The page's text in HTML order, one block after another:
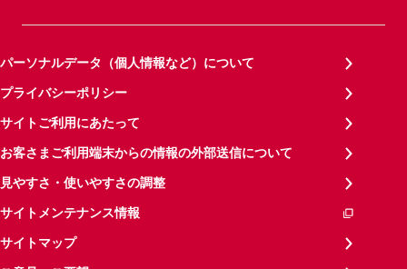
パーソナルデータ（個人情報など）について
プライバシーポリシー
サイトご利用にあたって
お客さまご利用端末からの情報の外部送信について
見やすさ・使いやすさの調整
サイトメンテナンス情報
サイトマップ